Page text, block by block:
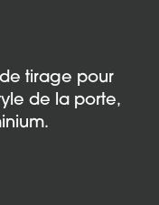
tirage pour
de la porte,